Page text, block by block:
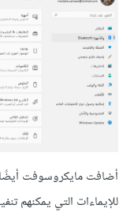
أضافت مايكروسوفت
للإيماءات التي يمكنهم